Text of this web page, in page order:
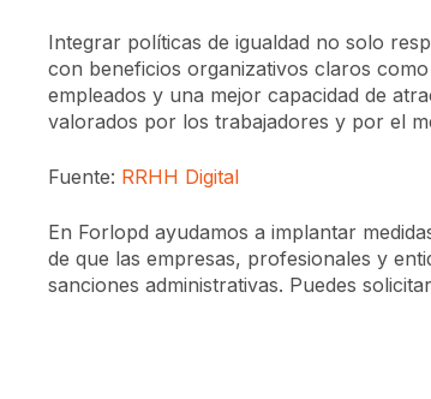
Integrar políticas de igualdad no solo
con beneficios organizativos claros
empleados y una mejor capacidad de
valorados por los trabajadores y por el
Fuente: RRHH Digital
En Forlopd ayudamos a implantar
de que las empresas, profesionales y
sanciones administrativas. Puedes